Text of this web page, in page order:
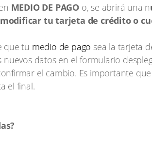
MEDIO DE PAGO o, se abrirá una n
tu tarjeta de crédito o
que tu medio de pago sea la tarjeta
datos en el formulario
el cambio. Es importante
el final.